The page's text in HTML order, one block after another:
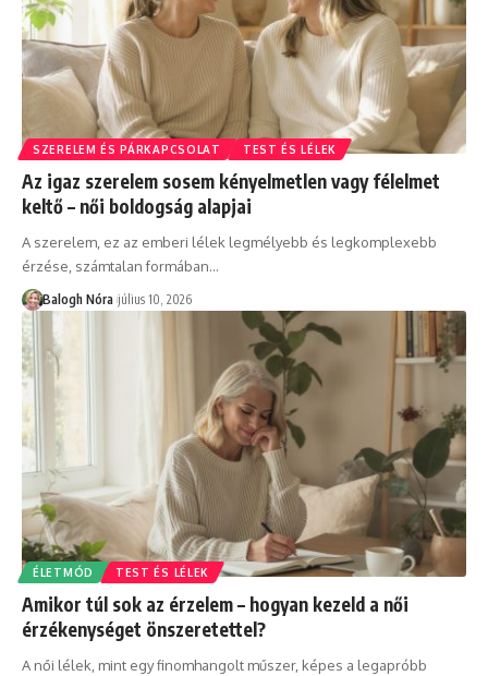
SZERELEM ÉS PÁRKAPCSOLAT TEST ÉS LÉLEK
Az igaz szerelem sosem kényelmetlen vagy félelmet
keltő – női boldogság alapjai
A szerelem, ez az emberi lélek legmélyebb és legkomplexebb
érzése, számtalan formában…
Balogh Nóra július 10, 2026
ÉLETMÓD TEST ÉS LÉLEK
Amikor túl sok az érzelem – hogyan kezeld a női
érzékenységet önszeretettel?
A női lélek, mint egy finomhangolt műszer, képes a legapróbb